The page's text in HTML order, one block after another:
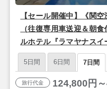
【セール開催中】《関
（往復専用車送迎＆朝
ルホテル『ラマヤナス
デラックス】』バリ島7
5日間 6日間 7日間
旅行代金 124,800円